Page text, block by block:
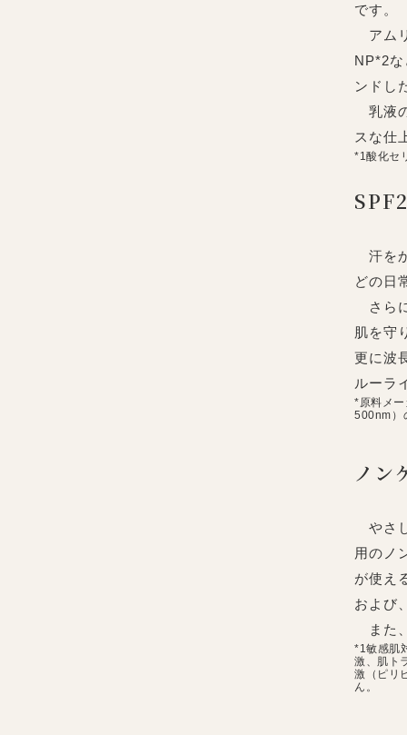
です。
アム
NP*2
ンドし
乳液
スな仕
*1酸化セ
汗を
どの日
さら
肌を守
更に波
ルーラ
*原料メ
500nm）
ノン
やさ
用のノ
が使え
および
また
*1敏感肌
激、肌ト
激（ピリ
ん。